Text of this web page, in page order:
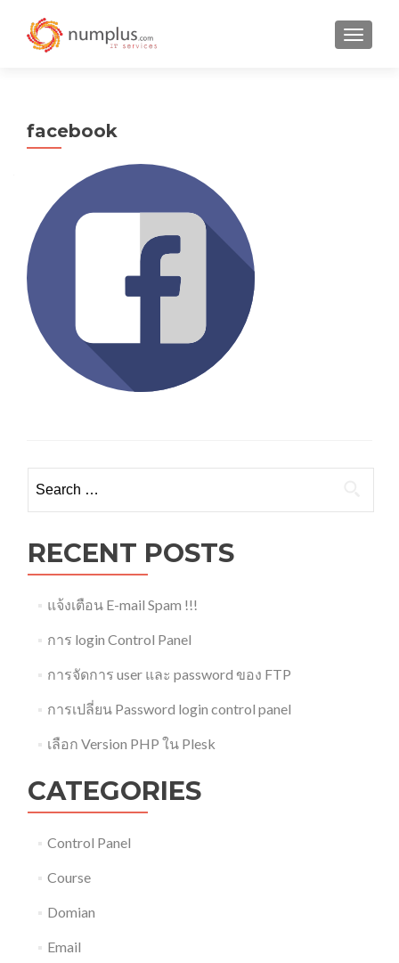
facebook
for:
RECENT POSTS
แจ้งเตือน E-mail Spam !!!
การ login Control Panel
การจัดการ user และ password ของ FTP
การเปลี่ยน Password login control panel
เลือก Version PHP ใน Plesk
CATEGORIES
Control Panel
Course
Domian
Email